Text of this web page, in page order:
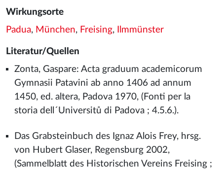
Wirkungsorte
Padua, München, Freising, Ilmmünster
Literatur/Quellen
Zonta, Gaspare: Acta graduum academicorum
Gymnasii Patavini ab anno 1406 ad annum
1450, ed. altera, Padova 1970, (Fonti per la
storia dell´Universitů di Padova ; 4.5.6.).
Das Grabsteinbuch des Ignaz Alois Frey, hrsg.
von Hubert Glaser, Regensburg 2002,
(Sammelblatt des Historischen Vereins Freising ;